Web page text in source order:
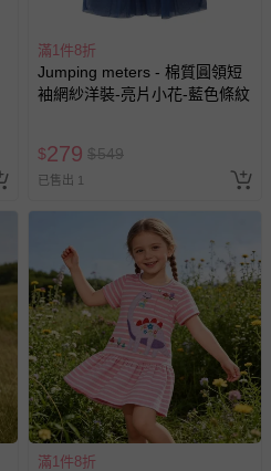
滿1件8折
Jumping meters - 棉質圓領短
袖網紗洋裝-亮片小花-藍色條紋
$279 $549
已售出 1
滿1件8折